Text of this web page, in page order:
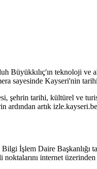
Büyükkılıç'ın teknoloji ve
sayesinde Kayseri'nin
tarihi, kültürel ve
ardından artık
İşlem Daire Başkanlığı
internet